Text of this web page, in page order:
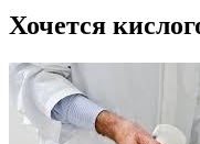
Хочется